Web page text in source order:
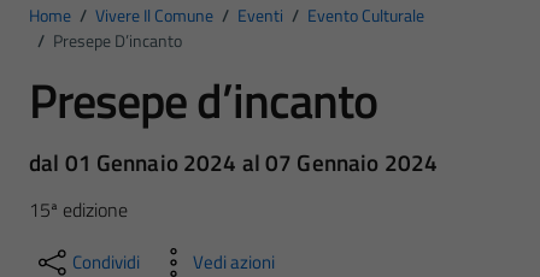
Home / Vivere Il Comune / Eventi / Evento Culturale
/ Presepe D’incanto
Presepe d’incanto
dal 01 Gennaio 2024 al 07 Gennaio 2024
15ª edizione
Condividi Vedi azioni